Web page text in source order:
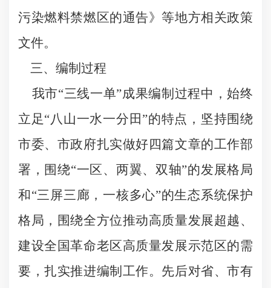
污染燃料禁燃区的通告》等地方相关政策
文件。
三、编制过程
我市“三线一单”成果编制过程中，始终
立足“八山一水一分田”的特点，坚持围绕
市委、市政府扎实做好四篇文章的工作部
署，围绕“一区、两翼、双轴”的发展格局
和“三屏三廊，一核多心”的生态系统保护
格局，围绕全方位推动高质量发展超越、
建设全国革命老区高质量发展示范区的需
要，扎实推进编制工作。先后对省、市有